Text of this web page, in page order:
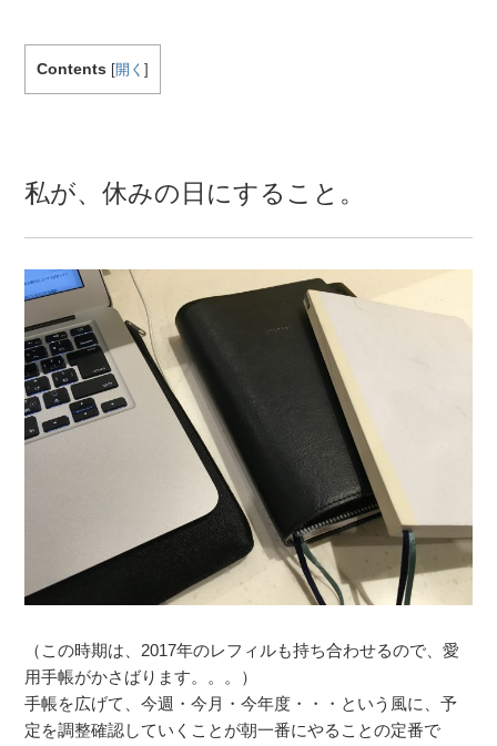
Contents [開く]
私が、休みの日にすること。
（この時期は、2017年のレフィルも持ち合わせるので、愛
用手帳がかさばります。。。）
手帳を広げて、今週・今月・今年度・・・という風に、予
定を調整確認していくことが朝一番にやることの定番で